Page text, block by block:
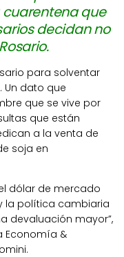
que
decidan no
para solventar
Un dato que
que se vive por
que están
a la venta de
soja en
dólar de mercado
la política cambiaria
devaluación mayor”,
Economía &